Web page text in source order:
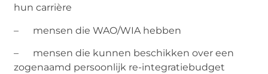
hun carrière
– mensen die WAO/WIA hebben
– mensen die kunnen beschikken over een
zogenaamd persoonlijk re-integratiebudget